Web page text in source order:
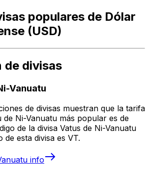
populares de Dólar
(USD)
de divisas
Vanuatu
de divisas muestran que la tarifa
de Ni-Vanuatu más popular es de
de la divisa Vatus de Ni-Vanuatu
de esta divisa es VT.
info